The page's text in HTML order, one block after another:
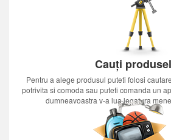
Cauți
Pentru a alege produsul puteti folosi
potrivita si comoda sau puteti comanda un
dumneavoastra v-a lua legatura